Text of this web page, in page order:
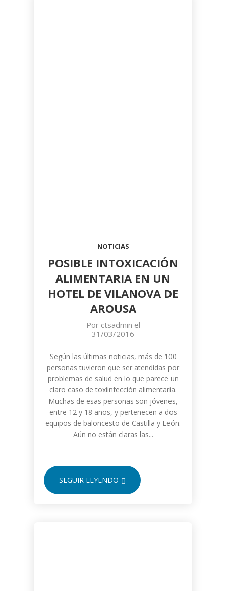
NOTICIAS
POSIBLE INTOXICACIÓN
ALIMENTARIA EN UN
HOTEL DE VILANOVA DE
AROUSA
Por ctsadmin el
31/03/2016
Según las últimas noticias, más de 100
personas tuvieron que ser atendidas por
problemas de salud en lo que parece un
claro caso de toxiinfección alimentaria.
Muchas de esas personas son jóvenes,
entre 12 y 18 años, y pertenecen a dos
equipos de baloncesto de Castilla y León.
Aún no están claras las...
SEGUIR LEYENDO